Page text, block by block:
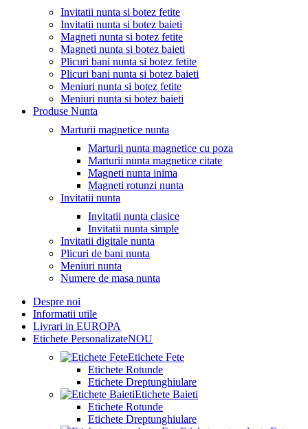
Invitatii nunta si botez fetite
Invitatii nunta si botez baieti
Magneti nunta si botez fetite
Magneti nunta si botez baieti
Plicuri bani nunta si botez fetite
Plicuri bani nunta si botez baieti
Meniuri nunta si botez fetite
Meniuri nunta si botez baieti
Produse Nunta
Marturii magnetice nunta
Marturii nunta magnetice cu poza
Marturii nunta magnetice citate
Magneti nunta inima
Magneti rotunzi nunta
Invitatii nunta
Invitatii nunta clasice
Invitatii nunta simple
Invitatii digitale nunta
Plicuri de bani nunta
Meniuri nunta
Numere de masa nunta
Despre noi
Informatii utile
Livrari in EUROPA
Etichete PersonalizateNOU
Etichete Fete
Etichete Rotunde
Etichete Dreptunghiulare
Etichete Baieti
Etichete Rotunde
Etichete Dreptunghiulare